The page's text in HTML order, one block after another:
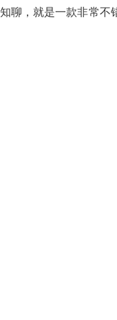
聊，就是一款非常不